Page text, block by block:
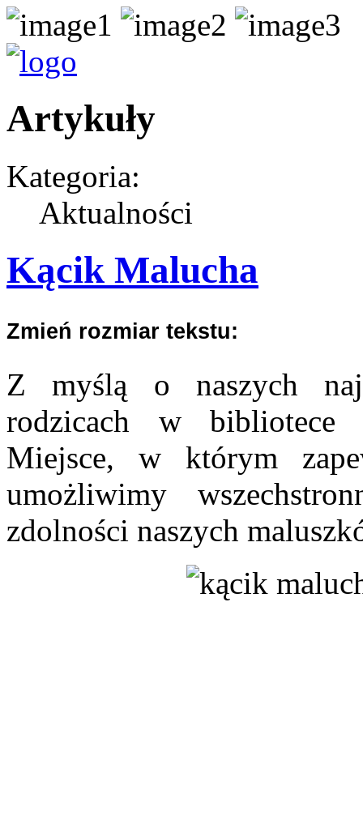
Artykuły
Kategoria:
Aktualności
Kącik Malucha
Zmień rozmiar tekstu:
Z myślą o naszych
rodzicach w bibliotece
Miejsce, w którym
umożliwimy
zdolności naszych